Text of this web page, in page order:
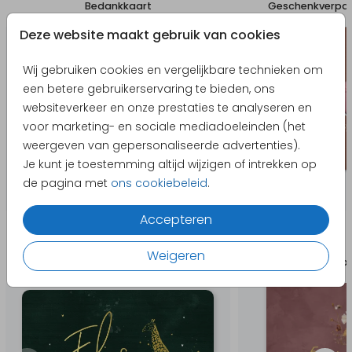
Deze website maakt gebruik van cookies
Wij gebruiken cookies en vergelijkbare technieken om
een betere gebruikerservaring te bieden, ons
websiteverkeer en onze prestaties te analyseren en
voor marketing- en sociale mediadoeleinden (het
weergeven van gepersonaliseerde advertenties).
Je kunt je toestemming altijd wijzigen of intrekken op
de pagina met ons cookiebeleid.
Accepteren
Weigeren
Bedankkaart
Producten die hierop lijken
Geboortekaartje